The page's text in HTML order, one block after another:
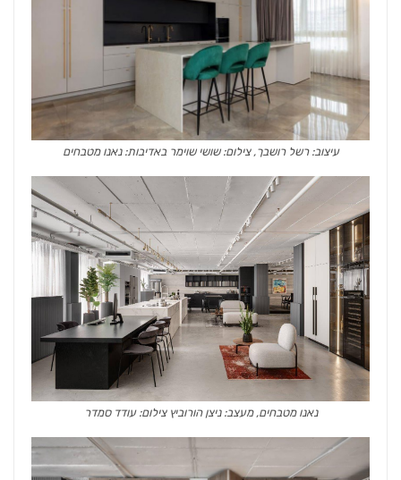
עיצוב: רשל רושבך, צילום: שושי שוימר באדיבות: נאנו מטבחים
נאנו מטבחים, מעצב: ניצן הורוביץ צילום: עודד סמדר